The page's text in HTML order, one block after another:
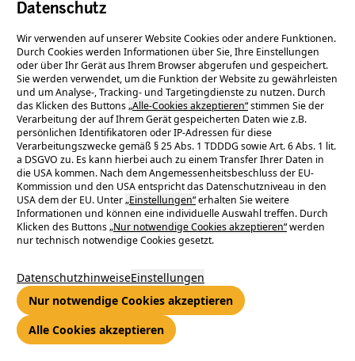
Datenschutz
Wir verwenden auf unserer Website Cookies oder andere Funktionen.
Durch Cookies werden Informationen über Sie, Ihre Einstellungen
oder über Ihr Gerät aus Ihrem Browser abgerufen und gespeichert.
Sie werden verwendet, um die Funktion der Website zu gewährleisten
und um Analyse-, Tracking- und Targetingdienste zu nutzen. Durch
das Klicken des Buttons„Alle-Cookies akzeptieren“stimmen Sie der
Verarbeitung der auf Ihrem Gerät gespeicherten Daten wie z.B.
persönlichen Identifikatoren oder IP-Adressen für diese
Verarbeitungszwecke gemäß § 25 Abs. 1 TDDDG sowie Art. 6 Abs. 1 lit.
a DSGVO zu. Es kann hierbei auch zu einem Transfer Ihrer Daten in
die USA kommen. Nach dem Angemessenheitsbeschluss der EU-
Kommission und den USA entspricht das Datenschutzniveau in den
USA dem der EU. Unter„Einstellungen“erhalten Sie weitere
Informationen und können eine individuelle Auswahl treffen. Durch
Klicken des Buttons„Nur notwendige Cookies akzeptieren“werden
nur technisch notwendige Cookies gesetzt.
DatenschutzhinweiseEinstellungen
Nur notwendige Cookies akzeptieren
Alle Cookies akzeptieren
Rechtmäßig und
verantwortungsbewusst handeln.
Der ENTEGA-Konzern versteht sich als ein Wegbereiter
verantwortungsbewussten Handelns in der deutschen
(Energie-) Wirtschaft: ökologisch nachhaltig, wirtschaftlich
erfolgreich und weitblickend in der Entwicklung einer